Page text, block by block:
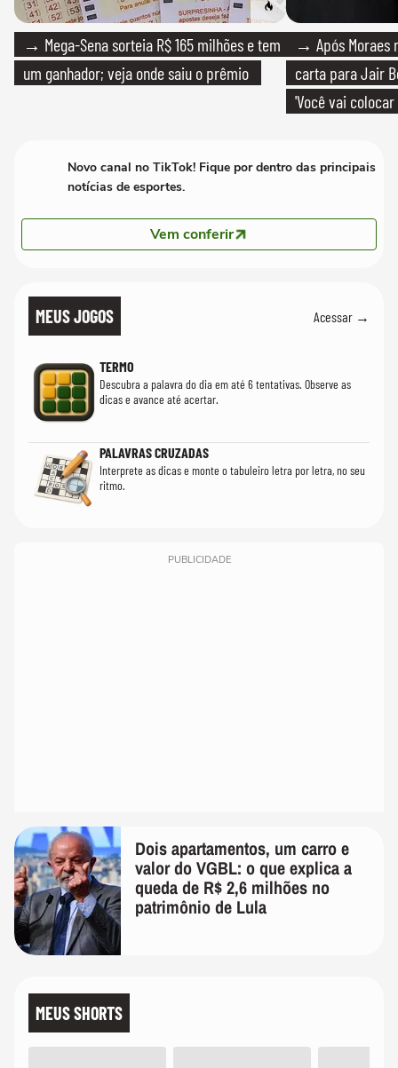
→ Mega-Sena sorteia R$ 165 milhões e tem
um ganhador; veja onde saiu o prêmio
→ Após Moraes
carta para Jair
'Você vai
Novo canal no TikTok! Fique por dentro das principais
notícias de esportes.
Vem conferir
MEUS JOGOS Acessar →
TERMO
Descubra a palavra do dia em até 6 tentativas. Observe as
dicas e avance até acertar.
PALAVRAS CRUZADAS
Interprete as dicas e monte o tabuleiro letra por letra, no seu
ritmo.
PUBLICIDADE
Dois apartamentos, um carro e
valor do VGBL: o que explica a
queda de R$ 2,6 milhões no
patrimônio de Lula
MEUS SHORTS